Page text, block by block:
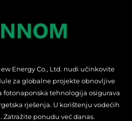
Energy Co., Ltd. nudi učinkovite
za globalne projekte obnovljive
fotonaponska tehnologija osigurava
rješenja. U korištenju vodećih
ponudu već danas.